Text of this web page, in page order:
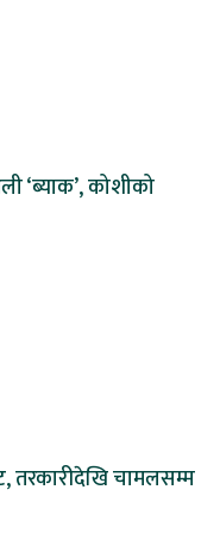
‘ब्याक’, कोशीको
तरकारीदेखि चामलसम्म